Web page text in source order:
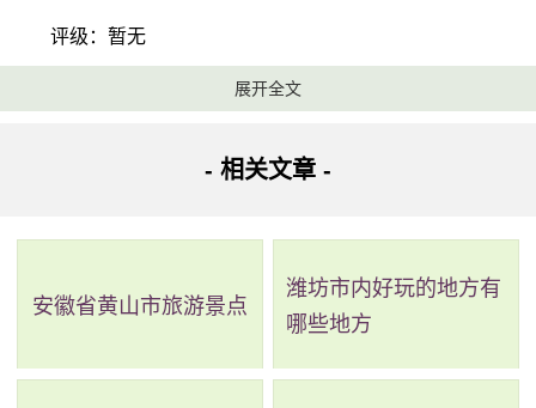
评级：暂无
地址：广东省深圳市大鹏新区南澳街道新大社区南澳地
遗迹保护区管理范围50.87平方公里，园区南至怪岩，东抵海
柴角一线，西面和北面均以水头沙英管岭化石群遗迹边线为
界。大鹏半岛国家地质公园以距今约1.35亿年前晚侏罗世至
展开全文
- 相关文章 -
安徽省黄山市旅游景点
潍坊市内好玩的地方有
哪些地方